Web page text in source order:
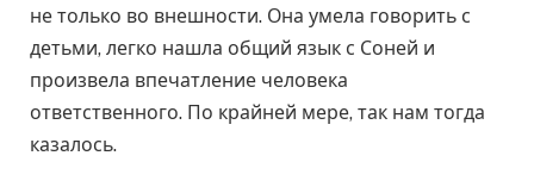
не только во внешности. Она умела говорить с
детьми, легко нашла общий язык с Соней и
произвела впечатление человека
ответственного. По крайней мере, так нам тогда
казалось.